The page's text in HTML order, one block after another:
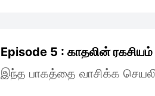
Episode 5 : காதலின்
இந்த பாகத்தை வாசிக்க